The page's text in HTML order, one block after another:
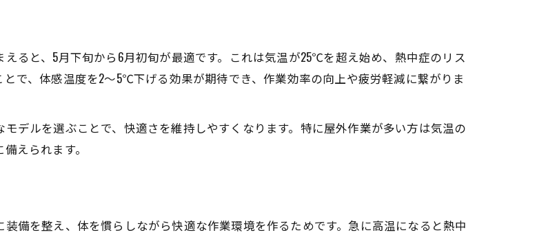
ると、5月下旬から6月初旬が最適です。これは気温が25℃を超え始め、熱中症のリス
で、体感温度を2〜5℃下げる効果が期待でき、作業効率の向上や疲労軽減に繋がりま
デルを選ぶことで、快適さを維持しやすくなります。特に屋外作業が多い方は気温の
えられます。
備を整え、体を慣らしながら快適な作業環境を作るためです。急に高温になると熱中